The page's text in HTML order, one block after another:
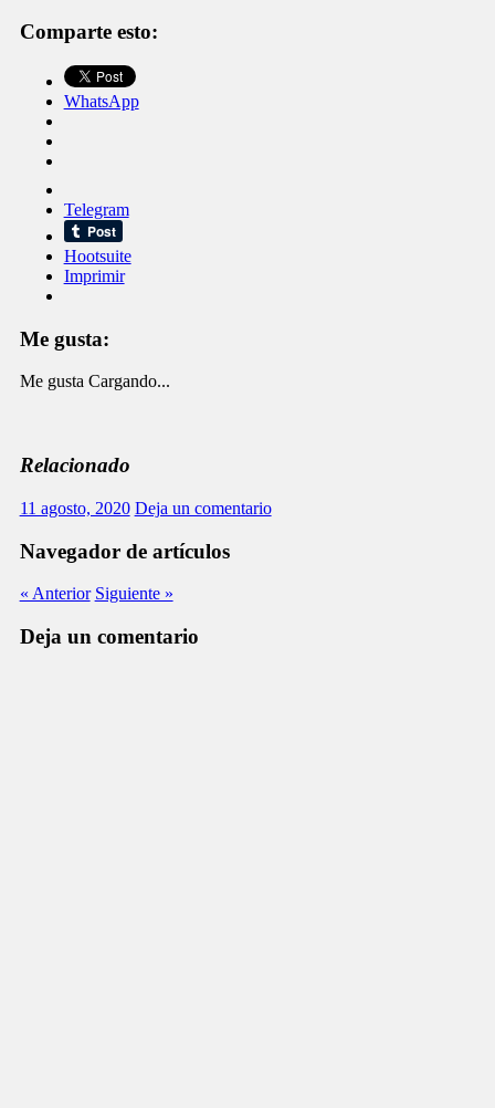
Comparte esto:
WhatsApp
Telegram
Hootsuite
Imprimir
Me gusta:
Me gusta Cargando...
Relacionado
11 agosto, 2020 Deja un comentario
Navegador de artículos
« Anterior Siguiente »
Deja un comentario